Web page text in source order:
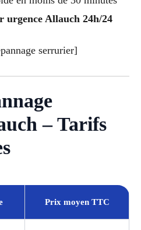
urgence Allauch 24h/24
serrurier]
– Tarifs
Prix moyen TTC